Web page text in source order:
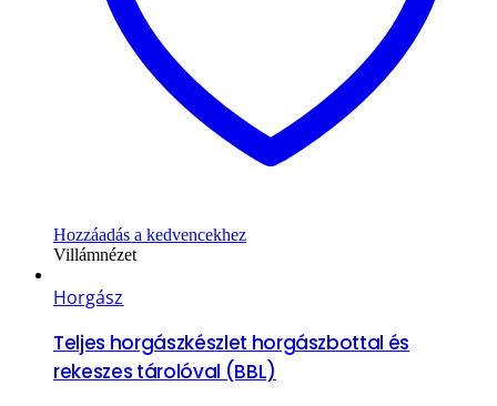
Hozzáadás a kedvencekhez
Villámnézet
Horgász
Teljes horgászkészlet horgászbottal és
rekeszes tárolóval (BBL)